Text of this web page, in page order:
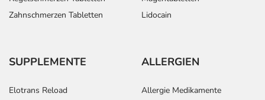
Zahnschmerzen Tabletten
Lidocain
SUPPLEMENTE
Elotrans Reload
ALLERGIEN
Allergie Medikamente